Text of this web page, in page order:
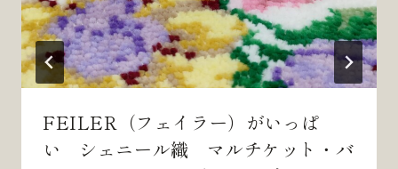
FEILER（フェイラー）がいっぱ
い シェニール織 マルチケット・バ